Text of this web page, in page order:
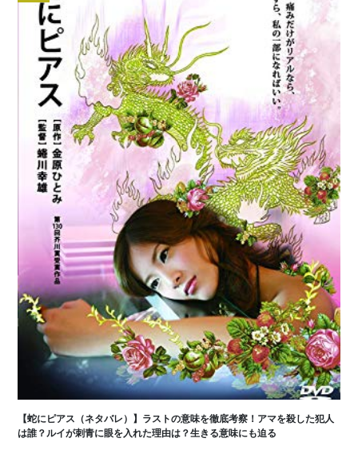
【蛇にピアス（ネタバレ）】ラストの意味を徹底考察！アマを殺した犯人
は誰？ルイが刺青に眼を入れた理由は？生きる意味にも迫る